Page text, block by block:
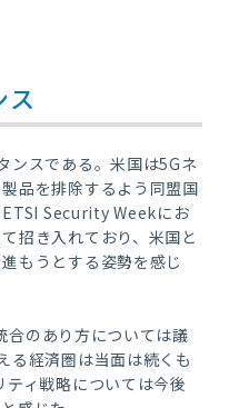
ス
ンスである。米国は5Gネ
品を排除するよう同盟国
ETSI Security Weekにお
招き入れており、米国と
もうとする姿勢を感じ
のあり方については議
る経済圏は当面は続くも
ィ戦略については今後